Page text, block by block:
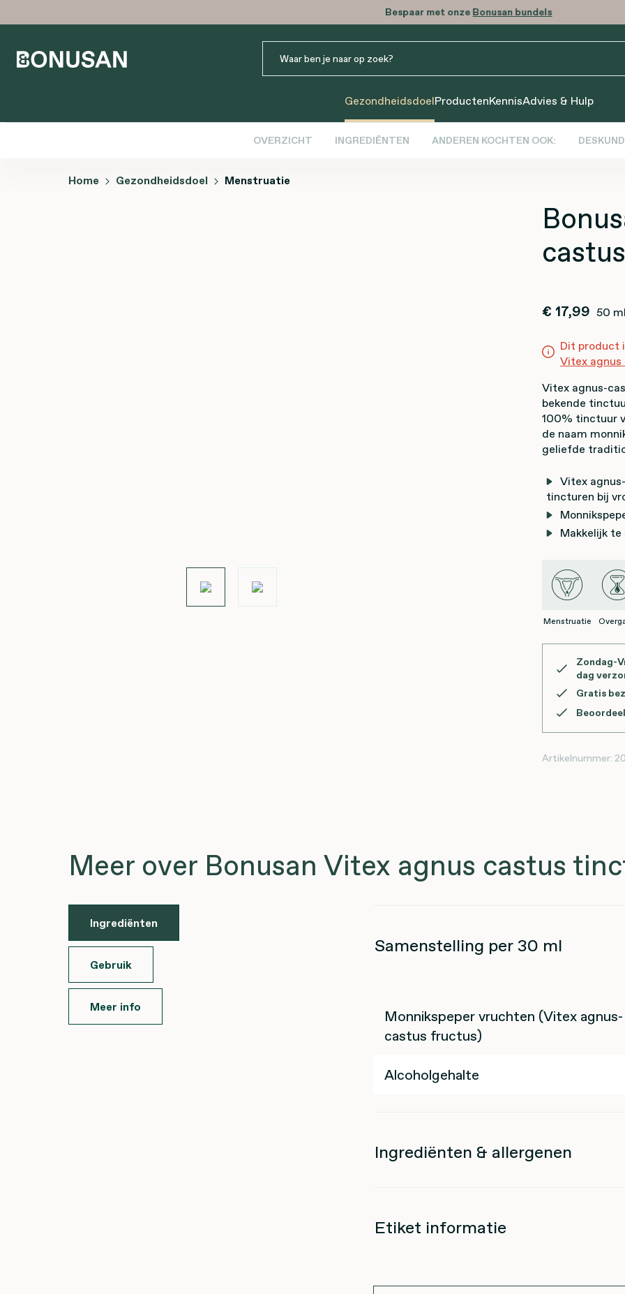
Bespaar met onze Bonusan bundels
GezondheidsdoelProductenKennisAdvies & Hulp
OVERZICHT INGREDIËNTEN ANDEREN KOCHTEN OOK:
Home Gezondheidsdoel
Menstruatie
€ 17,99 50 ml
Dit product
Vitex
Vitex agnus-
bekende
100% tinctuur
de naam
geliefde
Vitex
tincturen bij
Makkelijk
Menstruatie
Zondag-
dag
Gratis
Artikelnummer:
Meer over Bonusan Vitex agnus castus
Ingrediënten
Gebruik
Meer info
Samenstelling per 30 ml
Monnikspeper vruchten (Vitex agnus-
castus fructus)
Alcoholgehalte
Ingrediënten & allergenen
Etiket informatie